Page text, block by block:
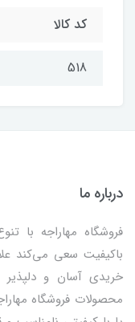
کد کالا
518
درباره ما
باکیفیت سعی می‌کند
خریدی آسان و دلپذیر
محصولات فروشگاه